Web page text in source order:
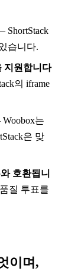
습니다.
지원합니다
의 iframe
는
은 맞
호환됩니
질 투표를
이며,